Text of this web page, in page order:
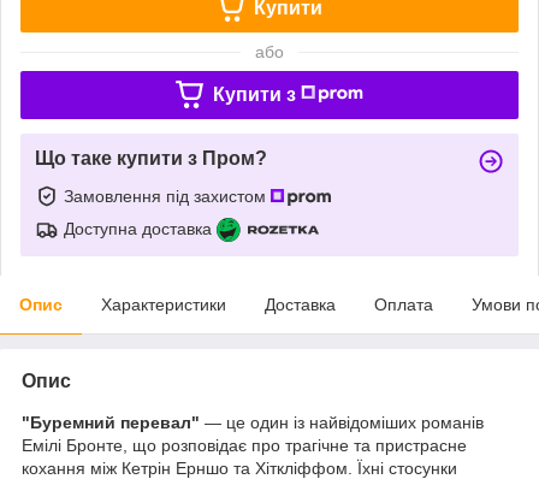
Купити
або
Купити з
Що таке купити з Пром?
Замовлення під захистом
Доступна доставка
Опис Характеристики Доставка Оплата Умови
Опис
"Буремний перевал" — це один із найвідоміших романів
Емілі Бронте, що розповідає про трагічне та пристрасне
кохання між Кетрін Ерншо та Хіткліффом. Їхні стосунки